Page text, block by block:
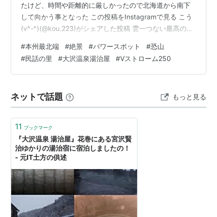
たけど、時間や距離的に厳しかったので北海道から南下
して向かう事となった この投稿をInstagramで見る こう
(v^-^)(@kou.223)がシェアした投稿 雲一つない最高の一
る予定やったけど、お土産を買えて無かったのでグリー
ンストアが開店する8：50のタイミングでテントサイト
で出会った人たちにお別れして移動 この投稿を
稿 ずっと訪れたいと思ってた恐山に立寄る 日…
#本州最北端 #絶景 #パワースポット #恐山
#民話の里 #大沢温泉湯治屋 #Vストローム250
ネットで話題 もっと見る
11 ブックマーク
『大沢温泉 湯治屋』花巻にある宮沢賢
治ゆかりの湯治宿に宿泊しましたの！
- 元IT土方の供述